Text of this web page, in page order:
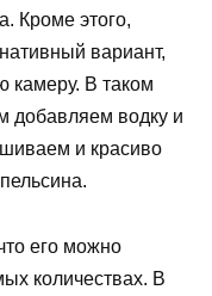
Кроме этого,
вариант,
камеру. В таком
добавляем водку и
и красиво
его можно
количествах. В